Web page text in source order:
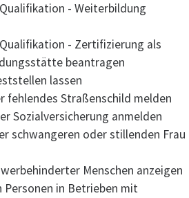
- Weiterbildung
- Zertifizierung als
beantragen
lassen
fehlendes Straßenschild melden
Sozialversicherung anmelden
schwangeren oder stillenden Frau
Menschen anzeigen
Personen in Betrieben mit